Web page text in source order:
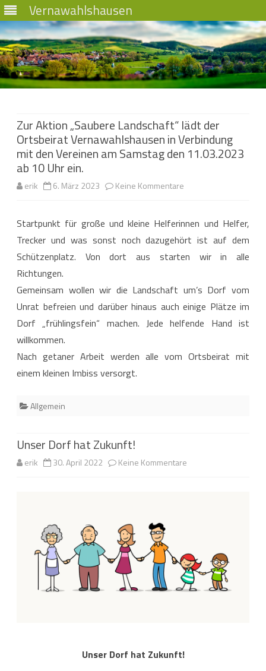
Vernawahlshausen
Skip
Zur Aktion „Saubere Landschaft“ lädt der
Ortsbeirat Vernawahlshausen in Verbindung
mit den Vereinen am Samstag den 11.03.2023
ab 10 Uhr ein.
erik 6. März 2023 Keine Kommentare
Aktion
„Saubere
lädt
der
Ortsbeirat
Vernawahlshausen
ab
10
Startpunkt für große und kleine Helferinnen und Helfer,
Trecker und was sonst noch dazugehört ist auf dem
Schützenplatz. Von dort aus starten wir in alle
Richtungen.
Gemeinsam wollen wir die Landschaft um’s Dorf vom
Unrat befreien und darüber hinaus auch einige Plätze im
Dorf „frühlingsfein“ machen. Jede helfende Hand ist
willkommen.
Nach getaner Arbeit werden alle vom Ortsbeirat mit
einem kleinen Imbiss versorgt.
Allgemein
Unser Dorf hat Zukunft!
erik 30. April 2022 Keine Kommentare
Unser Dorf hat Zukunft!